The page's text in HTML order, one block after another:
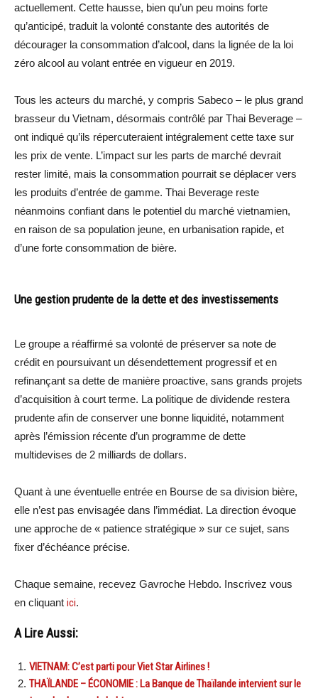
actuellement. Cette hausse, bien qu’un peu moins forte
qu’anticipé, traduit la volonté constante des autorités de
décourager la consommation d’alcool, dans la lignée de la loi
zéro alcool au volant entrée en vigueur en 2019.
Tous les acteurs du marché, y compris Sabeco – le plus grand
brasseur du Vietnam, désormais contrôlé par Thai Beverage –
ont indiqué qu’ils répercuteraient intégralement cette taxe sur
les prix de vente. L’impact sur les parts de marché devrait
rester limité, mais la consommation pourrait se déplacer vers
les produits d’entrée de gamme. Thai Beverage reste
néanmoins confiant dans le potentiel du marché vietnamien,
en raison de sa population jeune, en urbanisation rapide, et
d’une forte consommation de bière.
Une gestion prudente de la dette et des investissements
Le groupe a réaffirmé sa volonté de préserver sa note de
crédit en poursuivant un désendettement progressif et en
refinançant sa dette de manière proactive, sans grands projets
d’acquisition à court terme. La politique de dividende restera
prudente afin de conserver une bonne liquidité, notamment
après l’émission récente d’un programme de dette
multidevises de 2 milliards de dollars.
Quant à une éventuelle entrée en Bourse de sa division bière,
elle n’est pas envisagée dans l’immédiat. La direction évoque
une approche de « patience stratégique » sur ce sujet, sans
fixer d’échéance précise.
Chaque semaine, recevez Gavroche Hebdo. Inscrivez vous
en cliquant ici.
A Lire Aussi:
VIETNAM: C’est parti pour Viet Star Airlines !
THAÏLANDE – ÉCONOMIE : La Banque de Thaïlande intervient sur le